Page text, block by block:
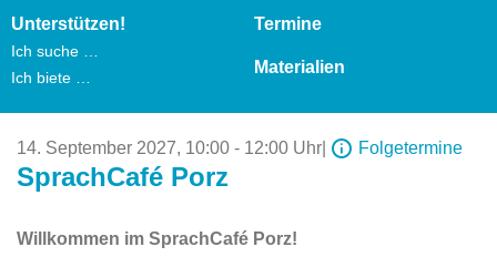
Unterstützen!
Ich suche …
Ich biete …
Termine
Materialien
14. September 2027, 10:00 - 12:00 Uhr Folgetermine
SprachCafé Porz
Willkommen im SprachCafé Porz!